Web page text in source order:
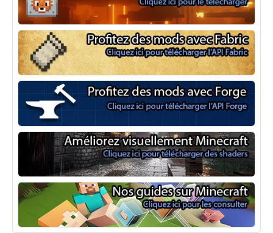
NeoForge
Minecraft Fabric
Minecraft Forge
Shaders Minecraft
Guide Minecraft